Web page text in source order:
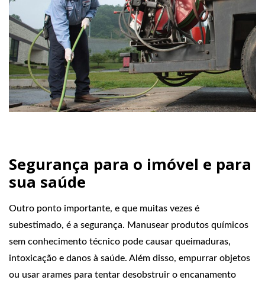
Segurança para o imóvel e para
sua saúde
Outro ponto importante, e que muitas vezes é
subestimado, é a segurança. Manusear produtos químicos
sem conhecimento técnico pode causar queimaduras,
intoxicação e danos à saúde. Além disso, empurrar objetos
ou usar arames para tentar desobstruir o encanamento